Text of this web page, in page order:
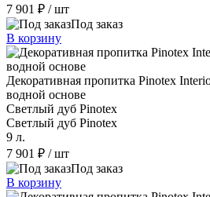
7 901 ₽ / шт
Под заказ
В корзину
Декоративная пропитка Pinotex
водной основе
Светлый дуб Pinotex
Светлый дуб Pinotex
9 л.
7 901 ₽ / шт
Под заказ
В корзину